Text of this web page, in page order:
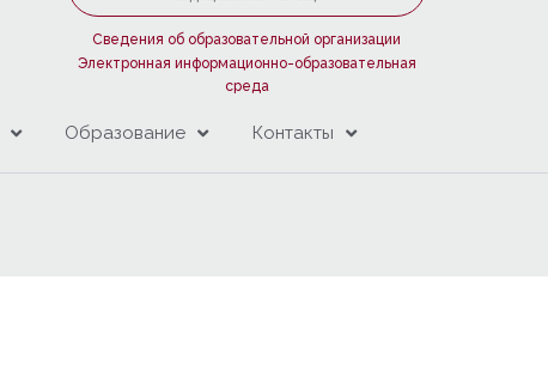
Сведения об образовательной организации
Электронная информационно-образовательная
среда
Образование Контакты